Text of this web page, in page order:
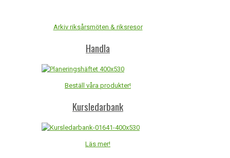
Arkiv riksårsmöten & riksresor
Handla
Beställ våra produkter!
Kursledarbank
Läs mer!